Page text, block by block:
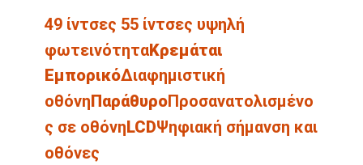
49 ίντσες 55 ίντσες υψηλή
φωτεινότηταΚρεμάται
ΕμπορικόΔιαφημιστική
οθόνηΠαράθυροΠροσανατολισμένο
ς σε οθόνηLCDΨηφιακή σήμανση και
οθόνες